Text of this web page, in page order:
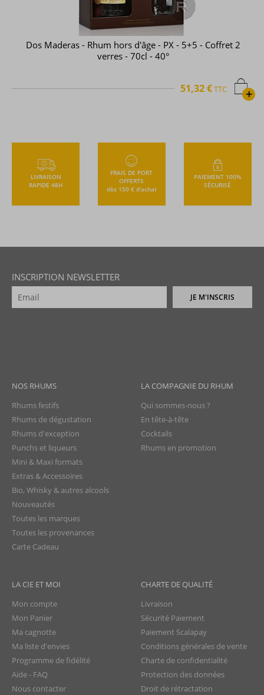
Dos Maderas - Rhum hors d'âge - PX - 5+5 - Coffret 2
verres - 70cl - 40°
+
51,32 €TTC
LIVRAISON
RAPIDE 48H
FRAIS DE PORT
OFFERTS
dès 150 € d’achat
PAIEMENT 100%
SÉCURISÉ
INSCRIPTION NEWSLETTER
JE M'INSCRIS
NOS RHUMS
Rhums festifs
Rhums de dégustation
Rhums d'exception
Punchs et liqueurs
Mini & Maxi formats
Extras & Accessoires
Bio, Whisky & autres alcools
Nouveautés
Toutes les marques
Toutes les provenances
Carte Cadeau
LA COMPAGNIE DU RHUM
Qui sommes-nous ?
En tête-à-tête
Cocktails
Rhums en promotion
LA CIE ET MOI
Mon compte
Mon Panier
Ma cagnotte
Ma liste d'envies
Programme de fidélité
Aide - FAQ
Nous contacter
CHARTE DE QUALITÉ
Livraison
Sécurité Paiement
Paiement Scalapay
Conditions générales de vente
Charte de confidentialité
Protection des données
Droit de rétractation